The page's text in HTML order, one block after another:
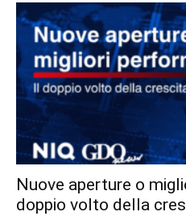
Nuove aperture o
doppio volto della